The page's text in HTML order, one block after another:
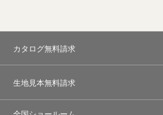
カタログ無料請求
生地見本無料請求